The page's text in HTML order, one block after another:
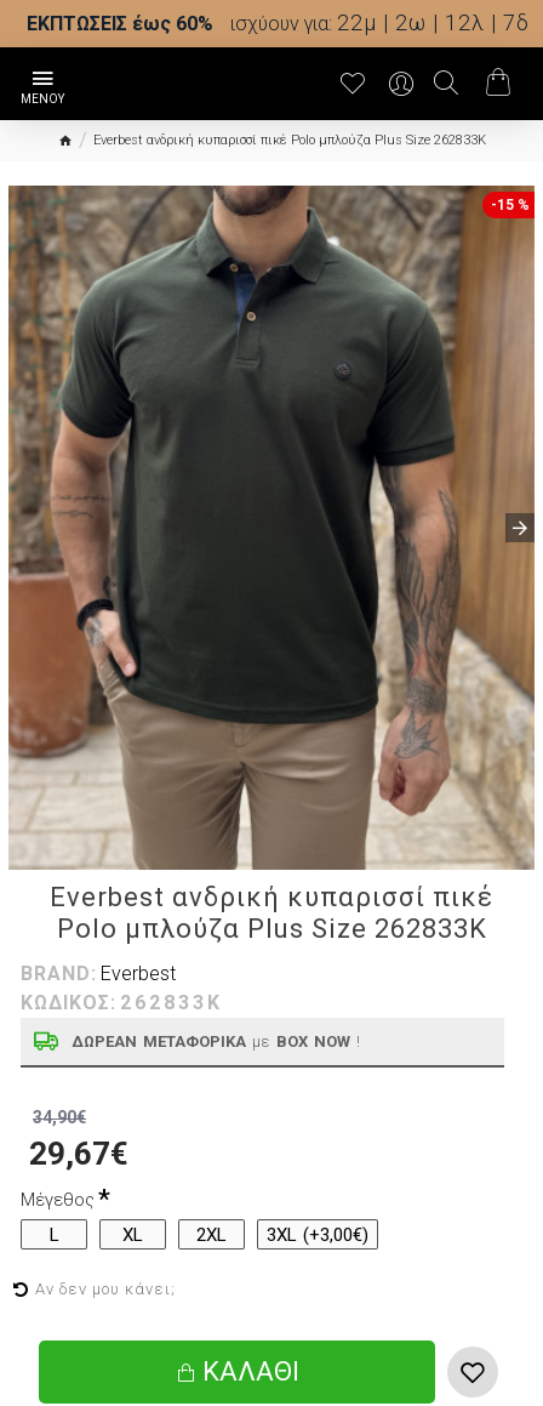
ΕΚΠΤΩΣΕΙΣ έως 60% ισχύουν για: 22μ | 2ω | 12λ | 6δ
Everbest ανδρική κυπαρισσί πικέ Polo μπλούζα Plus Size 262833K
-15 %
Everbest ανδρική κυπαρισσί πικέ
Polo μπλούζα Plus Size 262833K
ΔΩΡΕΑΝ ΜΕΤΑΦΟΡΙΚΑ με BOX NOW !
BRAND: Everbest
ΚΩΔΙΚΟΣ: 262833K
29,67€
34,90€
Μέγεθος
L
XL 2XL 3XL (+3,00€)
ΚΑΛΆΘΙ
Αν δεν μου κάνει;